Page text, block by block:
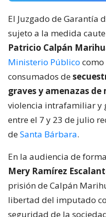
El Juzgado de Garantía
sujeto a la medida
Patricio Calpán
Ministerio Público
consumados de
graves y amenazas de
violencia intrafamiliar y
entre el 7 y 23 de julio
deSanta Bárbara.
En la audiencia de
Mery Ramírez
prisión de Calpán
libertad del imputado
seguridad de la